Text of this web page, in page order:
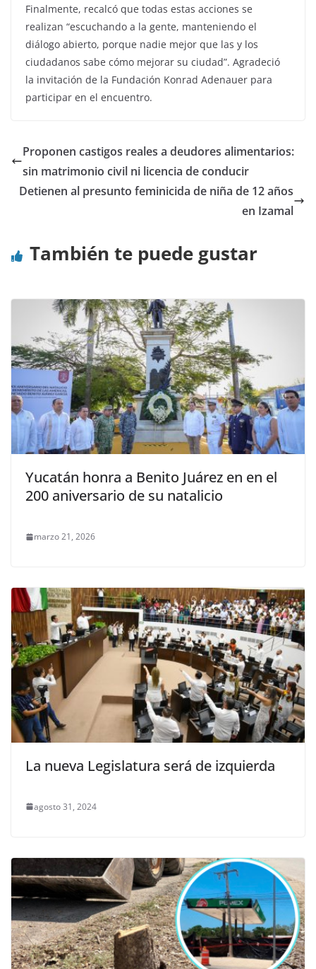
Finalmente, recalcó que todas estas acciones se
realizan “escuchando a la gente, manteniendo el
diálogo abierto, porque nadie mejor que las y los
ciudadanos sabe cómo mejorar su ciudad”. Agradeció
la invitación de la Fundación Konrad Adenauer para
participar en el encuentro.
Proponen castigos reales a deudores alimentarios:
sin matrimonio civil ni licencia de conducir
Detienen al presunto feminicida de niña de 12 años
en Izamal
También te puede gustar
Yucatán honra a Benito Juárez en en el
200 aniversario de su natalicio
marzo 21, 2026
La nueva Legislatura será de izquierda
agosto 31, 2024